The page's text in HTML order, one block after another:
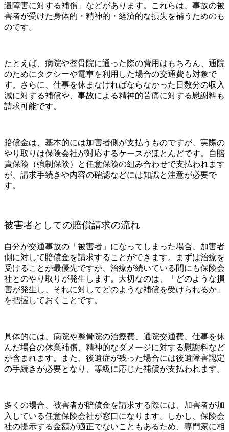
遺障害に対する補償」などがあります。これらは、事故の被
害者が受けた身体的・精神的・経済的な損失を補うためのも
のです。
たとえば、病院や整骨院に通った際の費用はもちろん、通院
のためにタクシーや電車を利用した場合の交通費も対象で
す。さらに、仕事を休まなければならなかった日数分の収入
減に対する補償や、事故による精神的苦痛に対する慰謝料も
請求可能です。
賠償金は、基本的には加害者側が支払うものですが、実際の
やり取りは保険会社が対応するケースがほとんどです。自賠
責保険（強制保険）と任意保険の組み合わせで支払われます
が、請求手続きや内容の確認などには知識と注意が必要で
す。
被害者としての賠償請求の流れ
自分が交通事故の「被害者」になってしまった場合、加害者
側に対して賠償金を請求することができます。まずは治療を
受けることが最優先ですが、治療が続いている間にも保険会
社とのやり取りが発生します。大切なのは、「どのような損
害が発生し、それに対してどのような補償を受けられるか」
を把握しておくことです。
具体的には、病院や整骨院の治療費、通院交通費、仕事を休
んだ場合の休業補償、精神的なダメージに対する慰謝料など
が含まれます。また、後遺症が残った場合には後遺障害認定
の手続きが必要となり、等級に応じた補償が支払われます。
多くの場合、被害者が賠償金を請求する際には、加害者が加
入している任意保険会社が窓口になります。しかし、保険会
社の提示する金額が適正でないこともあるため、専門家に相